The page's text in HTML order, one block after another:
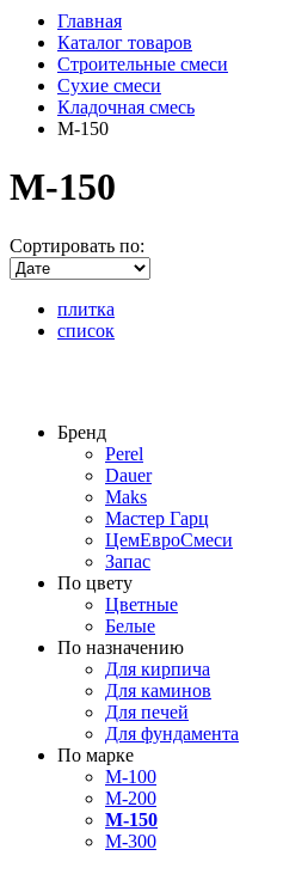
Главная
Каталог товаров
Строительные смеси
Сухие смеси
Кладочная смесь
M-150
M-150
Сортировать по:
плитка
список
Бренд
Perel
Dauer
Maks
Мастер Гарц
ЦемЕвроСмеси
Запас
По цвету
Цветные
Белые
По назначению
Для кирпича
Для каминов
Для печей
Для фундамента
По марке
M-100
M-200
M-150
M-300